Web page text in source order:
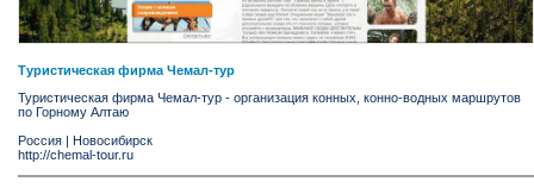
Туристическая фирма Чемал-тур
Туристическая фирма Чемал-тур - организация конных, конно-водных маршрутов
по Горному Алтаю
Россия | Новосибирск
http://chemal-tour.ru